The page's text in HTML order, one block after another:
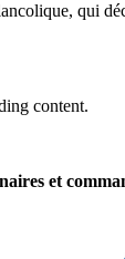
qui
content.
et